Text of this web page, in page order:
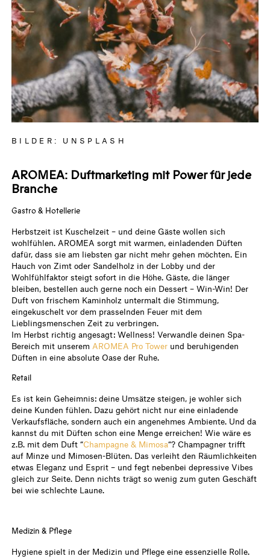
BILDER: UNSPLASH
AROMEA: Duftmarketing mit Power für jede
Branche
Gastro & Hotellerie
Herbstzeit ist Kuschelzeit – und deine Gäste wollen sich
wohlfühlen. AROMEA sorgt mit warmen, einladenden Düften
dafür, dass sie am liebsten gar nicht mehr gehen möchten. Ein
Hauch von Zimt oder Sandelholz in der Lobby und der
Wohlfühlfaktor steigt sofort in die Höhe. Gäste, die länger
bleiben, bestellen auch gerne noch ein Dessert – Win-Win! Der
Duft von frischem Kaminholz untermalt die Stimmung,
eingekuschelt vor dem prasselnden Feuer mit dem
Lieblingsmenschen Zeit zu verbringen.
Im Herbst richtig angesagt: Wellness! Verwandle deinen Spa-
Bereich mit unseremAROMEA Pro Tower und beruhigenden
Düften in eine absolute Oase der Ruhe.
Retail
Es ist kein Geheimnis: deine Umsätze steigen, je wohler sich
deine Kunden fühlen. Dazu gehört nicht nur eine einladende
Verkaufsfläche, sondern auch ein angenehmes Ambiente. Und da
kannst du mit Düften schon eine Menge erreichen! Wie wäre es
z.B. mit dem Duft “Champagne & Mimosa“? Champagner trifft
auf Minze und Mimosen-Blüten. Das verleiht den Räumlichkeiten
etwas Eleganz und Esprit – und fegt nebenbei depressive Vibes
gleich zur Seite. Denn nichts trägt so wenig zum guten Geschäft
bei wie schlechte Laune.
Medizin & Pflege
Hygiene spielt in der Medizin und Pflege eine essenzielle Rolle.